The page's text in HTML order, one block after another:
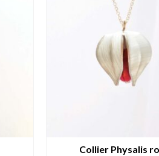
Collier Physalis